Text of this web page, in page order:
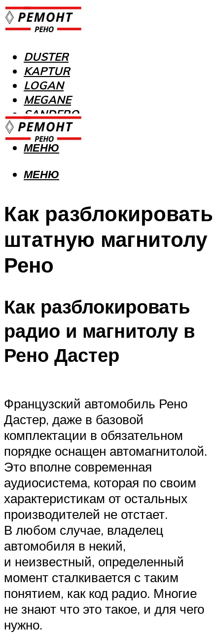
DUSTER
KAPTUR
LOGAN
MEGANE
SANDERO
МЕНЮ
МЕНЮ
Как разблокировать
штатную магнитолу
Рено
Как разблокировать
радио и магнитолу в
Рено Дастер
Французский автомобиль Рено
Дастер, даже в базовой
комплектации в обязательном
порядке оснащен автомагнитолой.
Это вполне современная
аудиосистема, которая по своим
характеристикам от остальных
производителей не отстает.
В любом случае, владелец
автомобиля в некий,
и неизвестный, определенный
момент сталкивается с таким
понятием, как код радио. Многие
не знают что это такое, и для чего
нужно.